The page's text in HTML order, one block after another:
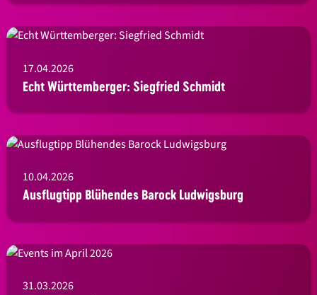
17.04.2026
Echt Württemberger: Siegfried Schmidt
10.04.2026
Ausflugtipp Blühendes Barock Ludwigsburg
31.03.2026